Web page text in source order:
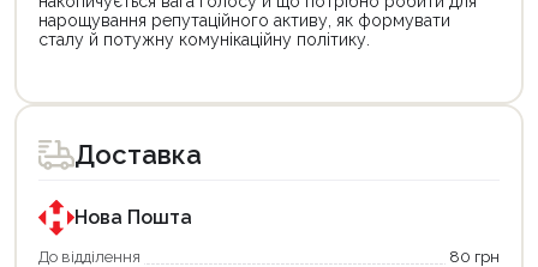
нарощування репутаційного активу, як формувати
сталу й потужну комунікаційну політику.
товар
для
покупки
державною
програмою
єКнига.
Використовуйте
товар
для
покупки
державною
програмою
«Національний
кешбек».
Доставка
Нова Пошта
До відділення
80 грн